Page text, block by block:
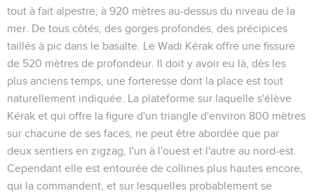
tout à fait alpestre, à 920 mètres au-dessus du niveau de la
mer. De tous côtés, des gorges profondes, des précipices
taillés à pic dans le basalte. Le Wadi Kérak offre une fissure
de 520 mètres de profondeur. Il doit y avoir eu là, dès les
plus anciens temps, une forteresse dont la place est tout
naturellement indiquée. La plateforme sur laquelle s'élève
Kérak et qui offre la figure d'un triangle d'environ 800 mètres
sur chacune de ses faces, ne peut être abordée que par
deux sentiers en zigzag, l'un à l'ouest et l'autre au nord-est.
Cependant elle est entourée de collines plus hautes encore,
qui la commandent, et sur lesquelles probablement se